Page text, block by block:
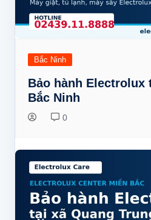
Bắc Ninh
Bảo hành Electrolux
Bắc Ninh
0